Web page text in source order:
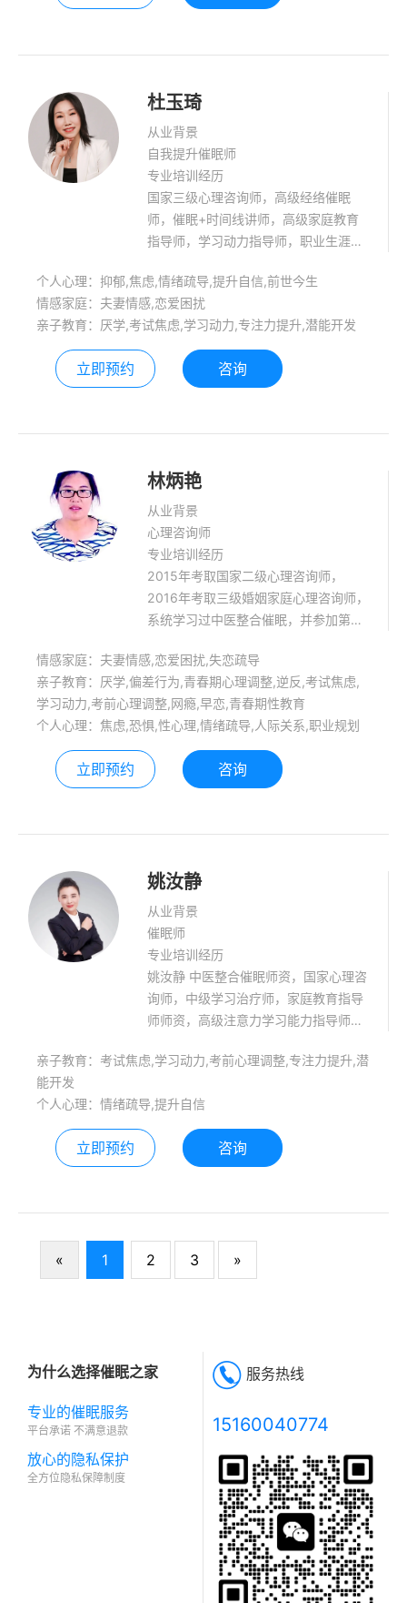
杜玉琦
从业背景
自我提升催眠师
专业培训经历
国家三级心理咨询师，高级经络催眠
师，催眠+时间线讲师，高级家庭教育
指导师，学习动力指导师，职业生涯规
了精神分析、焦点解决短期心理治疗、
欧卡牌技术应用、认知疗法、意象对话
及沙盘疗法等培训。 擅长领域：中高考
考前焦虑，厌学，偏科，青少年常见心
理问题，提升学生学习动力，个人情绪
个人心理：抑郁,焦虑,情绪疏导,提升自信,前世今生
情感家庭：夫妻情感,恋爱困扰
亲子教育：厌学,考试焦虑,学习动力,专注力提升,潜能开发
立即预约 咨询
林炳艳
从业背景
心理咨询师
专业培训经历
2015年考取国家二级心理咨询师，
2016年考取三级婚姻家庭心理咨询师，
系统学习过中医整合催眠，并参加第二
树人绘画疗法，OH卡牌，焦点疗法，
意向疗法等心理咨询技术。
情感家庭：夫妻情感,恋爱困扰,失恋疏导
亲子教育：厌学,偏差行为,青春期心理调整,逆反,考试焦虑,
学习动力,考前心理调整,网瘾,早恋,青春期性教育
个人心理：焦虑,恐惧,性心理,情绪疏导,人际关系,职业规划
立即预约 咨询
姚汝静
从业背景
催眠师
专业培训经历
姚汝静 中医整合催眠师资，国家心理咨
询师，中级学习治疗师，家庭教育指导
师师资，高级注意力学习能力指导师，
调师等。 擅长领域:儿童青少年学能训
态调整，团体辅导，家庭教育指导等。
亲子教育：考试焦虑,学习动力,考前心理调整,专注力提升,潜
能开发
个人心理：情绪疏导,提升自信
立即预约 咨询
« 1 2 3 »
为什么选择催眠之家
专业的催眠服务
平台承诺 不满意退款
放心的隐私保护
全方位隐私保障制度
服务热线
15160040774